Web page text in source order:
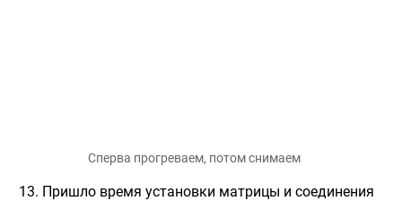
Сперва прогреваем, потом снимаем
Пришло время установки матрицы и соединения